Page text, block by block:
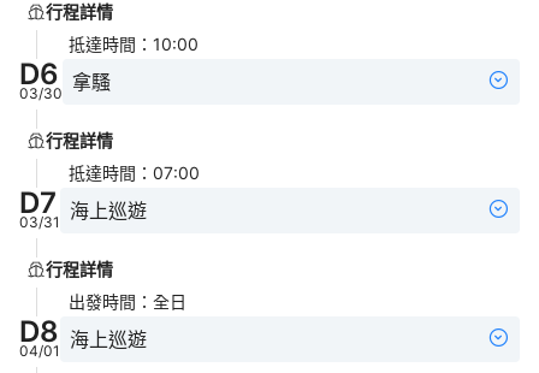
行程詳情
抵達時間 ： 10:00
D6
03/30 拿騷
行程詳情
抵達時間 ： 07:00
D7
03/31 海上巡遊
行程詳情
出發時間 ： 全日
D8
04/01 海上巡遊